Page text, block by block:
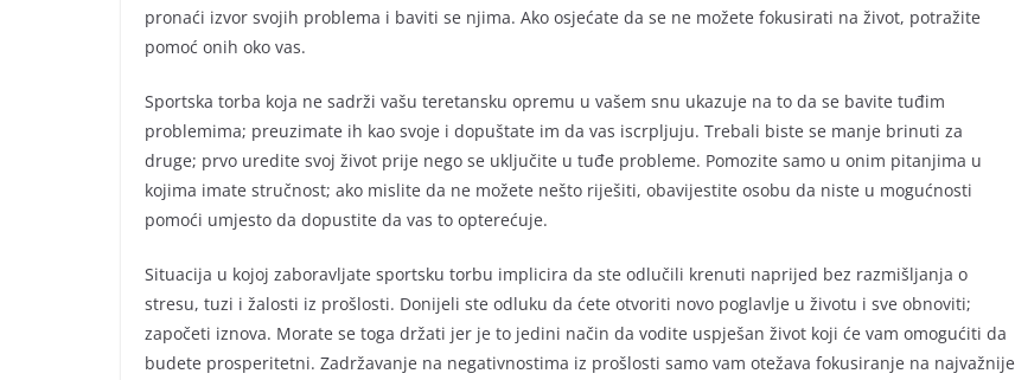
pronaći izvor svojih problema i baviti se njima. Ako osjećate da se ne možete fokusirati na život, potražite
pomoć onih oko vas.
Sportska torba koja ne sadrži vašu teretansku opremu u vašem snu ukazuje na to da se bavite tuđim
problemima; preuzimate ih kao svoje i dopuštate im da vas iscrpljuju. Trebali biste se manje brinuti za
druge; prvo uredite svoj život prije nego se uključite u tuđe probleme. Pomozite samo u onim pitanjima u
kojima imate stručnost; ako mislite da ne možete nešto riješiti, obavijestite osobu da niste u mogućnosti
pomoći umjesto da dopustite da vas to opterećuje.
Situacija u kojoj zaboravljate sportsku torbu implicira da ste odlučili krenuti naprijed bez razmišljanja o
stresu, tuzi i žalosti iz prošlosti. Donijeli ste odluku da ćete otvoriti novo poglavlje u životu i sve obnoviti;
započeti iznova. Morate se toga držati jer je to jedini način da vodite uspješan život koji će vam omogućiti da
budete prosperitetni. Zadržavanje na negativnostima iz prošlosti samo vam otežava fokusiranje na najvažnije